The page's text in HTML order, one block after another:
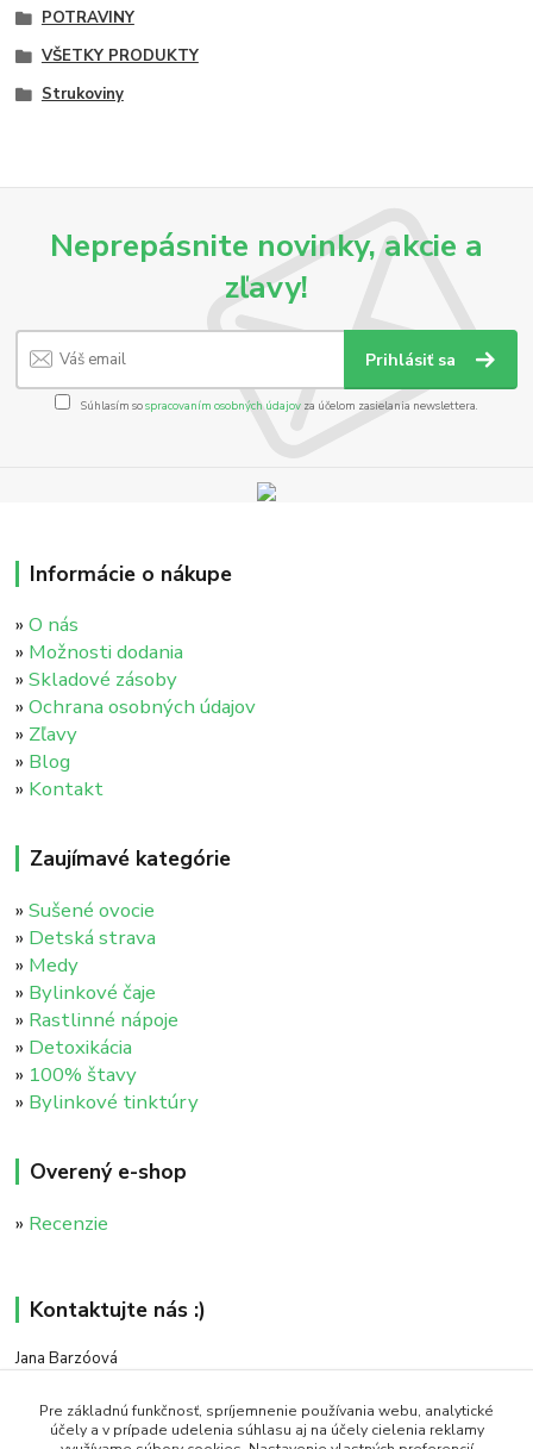
POTRAVINY
VŠETKY PRODUKTY
Strukoviny
Neprepásnite novinky, akcie a
zľavy!
Prihlásiť sa
Súhlasím sospracovaním osobných údajov za účelom zasielania newslettera.
Informácie o nákupe
»O nás
» Možnosti dodania
»Skladové zásoby
»Ochrana osobných údajov
» Zľavy
» Blog
» Kontakt
Zaujímavé kategórie
»Sušené ovocie
» Detská strava
» Medy
» Bylinkové čaje
» Rastlinné nápoje
» Detoxikácia
» 100% štavy
» Bylinkové tinktúry
Overený e-shop
» Recenzie
Kontaktujte nás :)
Jana Barzóová
(PO - PIA, 8:00 - 18:00)
Pre základnú funkčnosť, spríjemnenie používania webu, analytické
účely a v prípade udelenia súhlasu aj na účely cielenia reklamy